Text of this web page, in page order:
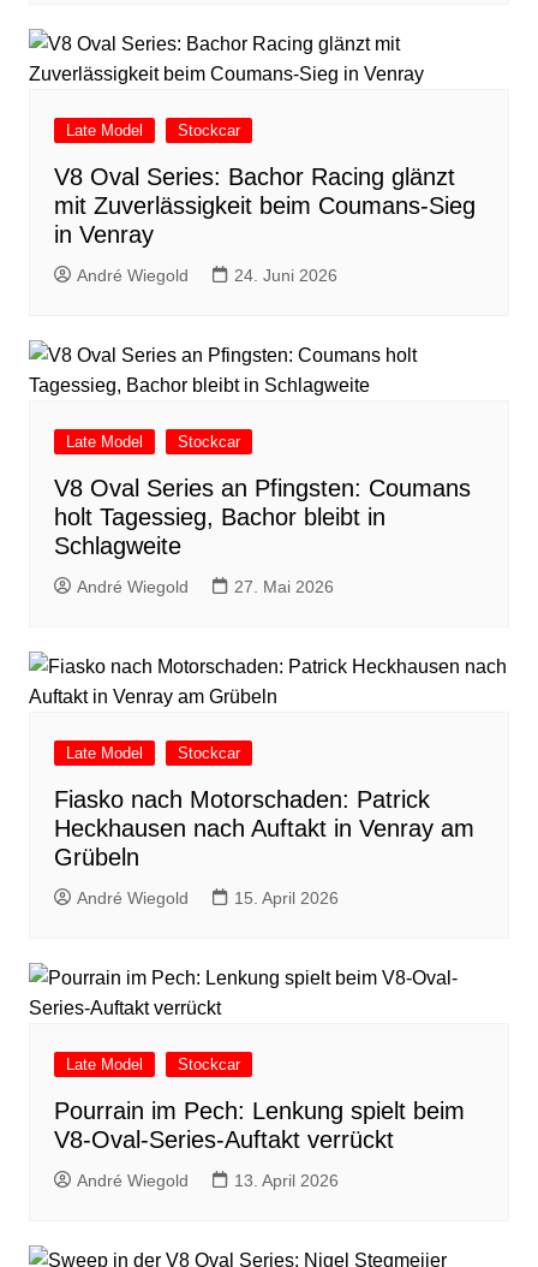
Late Model Stockcar
V8 Oval Series: Bachor Racing glänzt
mit Zuverlässigkeit beim Coumans-Sieg
in Venray
André Wiegold 24. Juni 2026
Late Model Stockcar
V8 Oval Series an Pfingsten: Coumans
holt Tagessieg, Bachor bleibt in
Schlagweite
André Wiegold 27. Mai 2026
Late Model Stockcar
Fiasko nach Motorschaden: Patrick
Heckhausen nach Auftakt in Venray am
Grübeln
André Wiegold 15. April 2026
Late Model Stockcar
Pourrain im Pech: Lenkung spielt beim
V8-Oval-Series-Auftakt verrückt
André Wiegold 13. April 2026